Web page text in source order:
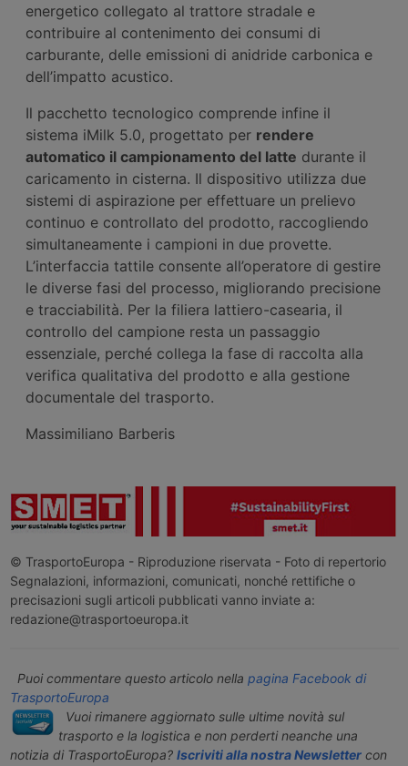
energetico collegato al trattore stradale e
contribuire al contenimento dei consumi di
carburante, delle emissioni di anidride carbonica e
dell’impatto acustico.
Il pacchetto tecnologico comprende infine il
sistema iMilk 5.0, progettato per rendere
automatico il campionamento del latte durante il
caricamento in cisterna. Il dispositivo utilizza due
sistemi di aspirazione per effettuare un prelievo
continuo e controllato del prodotto, raccogliendo
simultaneamente i campioni in due provette.
L’interfaccia tattile consente all’operatore di gestire
le diverse fasi del processo, migliorando precisione
e tracciabilità. Per la filiera lattiero-casearia, il
controllo del campione resta un passaggio
essenziale, perché collega la fase di raccolta alla
verifica qualitativa del prodotto e alla gestione
documentale del trasporto.
Massimiliano Barberis
© TrasportoEuropa - Riproduzione riservata - Foto di repertorio
Segnalazioni, informazioni, comunicati, nonché rettifiche o
precisazioni sugli articoli pubblicati vanno inviate a:
redazione@trasportoeuropa.it
Puoi commentare questo articolo nella pagina Facebook di
TrasportoEuropa
Vuoi rimanere aggiornato sulle ultime novità sul
trasporto e la logistica e non perderti neanche una
notizia di TrasportoEuropa? Iscriviti alla nostra Newslettercon